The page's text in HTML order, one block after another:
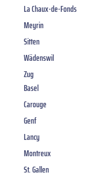
La Chaux-de-Fonds
Meyrin
Sitten
Wädenswil
Zug
Basel
Carouge
Genf
Lancy
Montreux
St. Gallen